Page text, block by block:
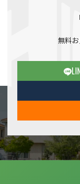
無料